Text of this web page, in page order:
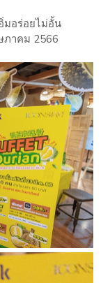
มอร่อยไม่อั้น
ภาคม 2566